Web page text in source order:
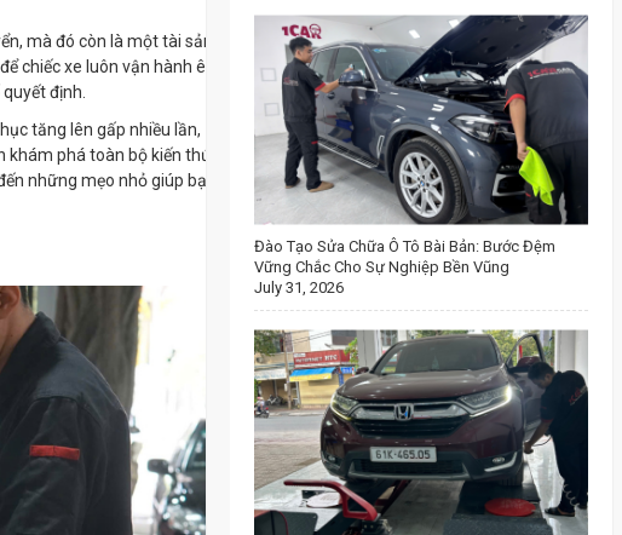
mà đó còn là một tài sản
chiếc xe luôn vận hành êm
định.
tăng lên gấp nhiều lần,
phá toàn bộ kiến thức
những mẹo nhỏ giúp bạn
Đào Tạo Sửa Chữa Ô Tô Bài Bản: Bước Đệm
Vững Chắc Cho Sự Nghiệp Bền Vũng
July 31, 2026